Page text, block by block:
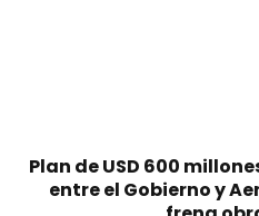
Plan de USD 600
entre el Gobierno y